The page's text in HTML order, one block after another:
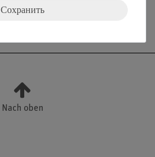
Nach oben
Сохранить